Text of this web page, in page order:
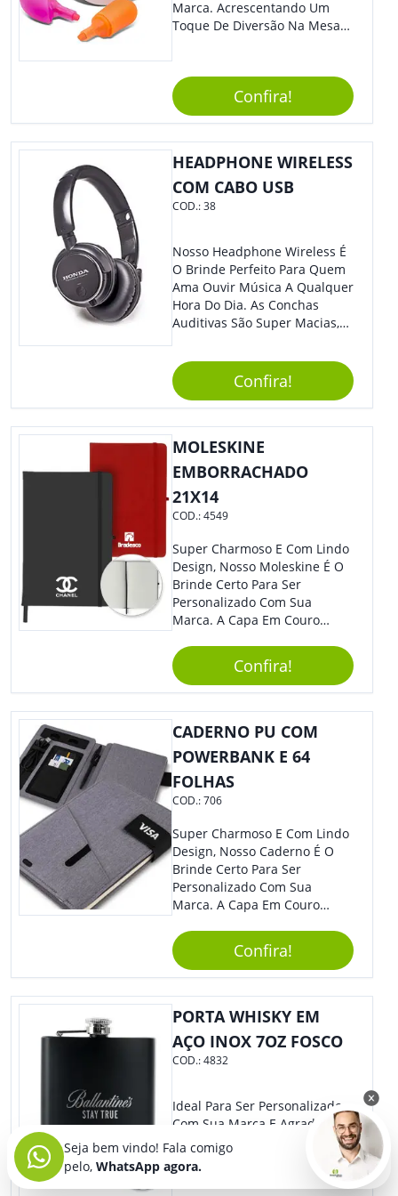
Marca. Acrescentando Um
Toque De Diversão Na Mesa
Clientes E Colaboradores. O
Grande Destaque De Eventos
E Feiras De Negócio
Confira!
HEADPHONE WIRELESS
COM CABO USB
COD.:38
Nosso Headphone Wireless É
O Brinde Perfeito Para Quem
Ama Ouvir Música A Qualquer
Hora Do Dia. As Conchas
Auditivas São Super Macias,
Conforto Ao Utilizá-Lo. Com
Entrada Para Mini Sd Cartão
De Memória, Bateria Interna
Recarregável E Botões De
Volume, Avanço, Retrocesso E
Para Atender Ligações, O
Brinde Ainda É Compatível
Com Diversos Aparelhos.
Demais, Não É?! O Design
Moderno Acrescenta Ainda
Certamente Agregará Grande
Destaque À Sua Marca.
Confira!
MOLESKINE
EMBORRACHADO
21X14
COD.:4549
Super Charmoso E Com Lindo
Design, Nosso Moleskine É O
Brinde Certo Para Ser
Personalizado Com Sua
Marca. A Capa Em Couro
Elástico Permite Ter Maior
Segurança Ao Carregá-Lo.
Ofereça A Seus Clientes E
Colaboradores, Sem Dúvidas
Eles Irão Adorar.
Confira!
CADERNO PU COM
POWERBANK E 64
FOLHAS
COD.:706
Super Charmoso E Com Lindo
Design, Nosso Caderno É O
Brinde Certo Para Ser
Personalizado Com Sua
Marca. A Capa Em Couro
Elástico Permite Maior
Segurança Ao Carregá-Lo.
Ofereça A Seus Clientes E
Colaboradores, Sem Dúvidas
Eles Irão Adorar.
Confira!
PORTA WHISKY EM
AÇO INOX 7OZ FOSCO
COD.:4832
Ideal Para Ser Personalizado
Com Sua Marca E Agradar
Seus Clientes, Nosso Porta
Whisky Inox É Moderno E
Super Prático. Com Lindo
Seja bem vindo! Fala comigo
pelo, WhatsApp agora.